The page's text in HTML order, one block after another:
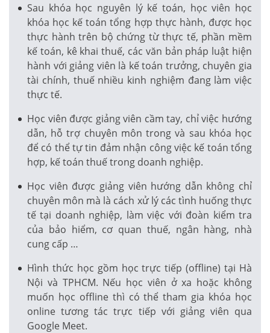
Sau khóa học nguyên lý kế toán, học viên học
khóa học kế toán tổng hợp thực hành, được học
thực hành trên bộ chứng từ thực tế, phần mềm
kế toán, kê khai thuế, các văn bản pháp luật hiện
hành với giảng viên là kế toán trưởng, chuyên gia
tài chính, thuế nhiều kinh nghiệm đang làm việc
thực tế.
Học viên được giảng viên cầm tay, chỉ việc hướng
dẫn, hỗ trợ chuyên môn trong và sau khóa học
để có thể tự tin đảm nhận công việc kế toán tổng
hợp, kế toán thuế trong doanh nghiệp.
Học viên được giảng viên hướng dẫn không chỉ
chuyên môn mà là cách xử lý các tình huống thực
tế tại doanh nghiệp, làm việc với đoàn kiểm tra
của bảo hiểm, cơ quan thuế, ngân hàng, nhà
cung cấp …
Hình thức học gồm học trực tiếp (offline) tại Hà
Nội và TPHCM. Nếu học viên ở xa hoặc không
muốn học offline thì có thể tham gia khóa học
online tương tác trực tiếp với giảng viên qua
Google Meet.